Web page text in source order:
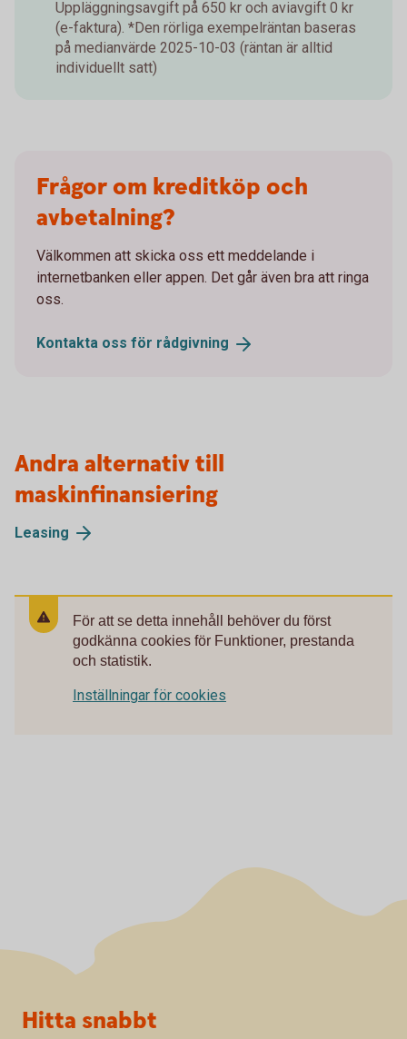
Uppläggningsavgift på 650 kr och aviavgift 0 kr
(e-faktura). *Den rörliga exempelräntan baseras
på medianvärde 2025-10-03 (räntan är alltid
individuellt satt)
Frågor om kreditköp och
avbetalning?
Välkommen att skicka oss ett meddelande i
internetbanken eller appen. Det går även bra att ringa
oss.
Kontakta oss för rådgivning
Andra alternativ till
maskinfinansiering
Leasing
För att se detta innehåll behöver du först
godkänna cookies för Funktioner, prestanda
och statistik.
Inställningar för cookies
Sidfot
Hitta snabbt